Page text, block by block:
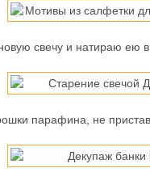
свечу и натираю ею
парафина, не